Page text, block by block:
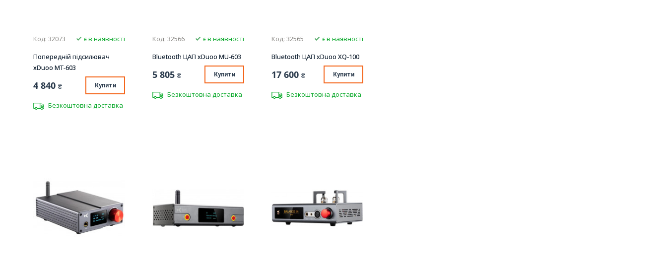
Код: 32073
є в наявності
Попередній підсилювач
xDuoo MT-603
4 840 ₴ Купити
Безкоштовна доставка
Код: 32566
є в наявності
Bluetooth ЦАП xDuoo MU-603
5 805 ₴ Купити
Безкоштовна доставка
Код: 32565
є в наявності
Bluetooth ЦАП xDuoo XQ-100
17 600 ₴ Купити
Безкоштовна доставка